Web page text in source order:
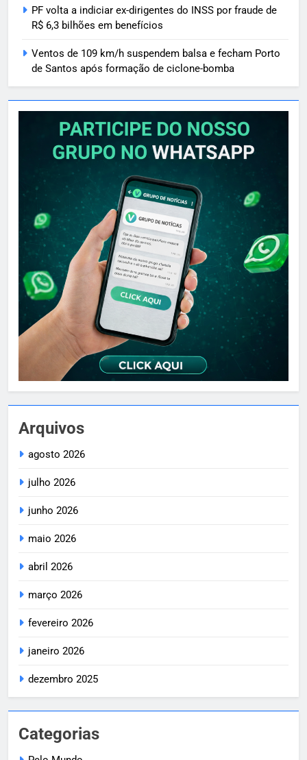
PF volta a indiciar ex-dirigentes do INSS por fraude de
R$ 6,3 bilhões em benefícios
Ventos de 109 km/h suspendem balsa e fecham Porto
de Santos após formação de ciclone-bomba
Arquivos
agosto 2026
julho 2026
junho 2026
maio 2026
abril 2026
março 2026
fevereiro 2026
janeiro 2026
dezembro 2025
Categorias